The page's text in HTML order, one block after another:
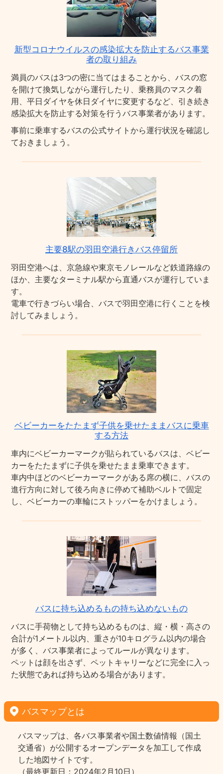
新型コロナウイルスの感染拡大を防止するバス事業
者の取り組み
満員のバスは3つの密に当てはまることから、バスの窓
を開けて換気しながら運行したり、乗務員のマスク着
用、平日ダイヤを休日ダイヤに変更するなど、引き続き
感染拡大を防止する対策を行うバス事業者があります。
事前に乗車するバスの公式サイトから運行状況を確認し
ておきましょう。
主要8駅の羽田空港行きバス停留所
羽田空港へは、京急線や東京モノレールなど鉄道路線の
ほか、主要なターミナル駅から直通バスが運行していま
す。
電車で行きづらい場合、バスで羽田空港に行くことを検
討してみましょう。
ベビーカーをたたまず子供を乗せたままバスに乗車
する方法
車内にベビーカーマークが貼られているバスは、ベビー
カーをたたまずに子供を乗せたまま乗車できます。
車内中ほどのベビーカーマークがある席の横に、バスの
進行方向に対して後ろ向きに停めて補助ベルトで固定
し、ベビーカーの車輪にストッパーをかけましょう。
バスに持ち込めるもの持ち込めないもの
バスに手荷物として持ち込めるものは、縦・横・高さの
合計が1メートル以内、重さが10キログラム以内の場合
が多く、バス事業者によってルールが異なります。
ペットは顔を出さず、ペットキャリーなどに完全に入っ
た状態であれば持ち込める場合があります。
バスマップとは
バスマップは、各バス事業者や国土数値情報（国土
交通省）が公開するオープンデータを加工して作成
した地図サイトです。
（最終更新日：2024年2月10日）